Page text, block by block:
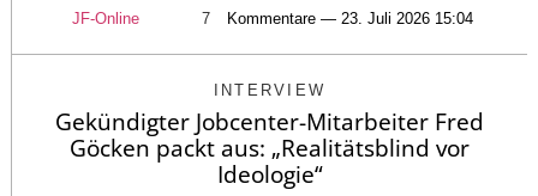
JF-Online 7 Kommentare — 23. Juli 2026 15:04
INTERVIEW
Gekündigter Jobcenter-Mitarbeiter Fred
Göcken packt aus: „Realitätsblind vor
Ideologie“